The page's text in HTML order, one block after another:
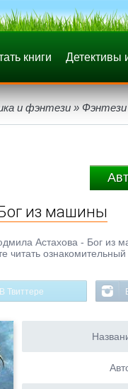
книги Детективы
и фэнтези » Фэнтези
из машины
Астахова - Бог
читать
В Твиттере